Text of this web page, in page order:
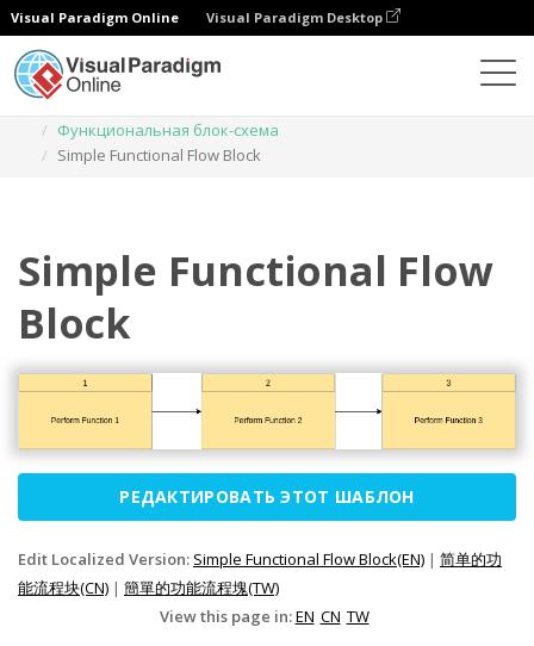
Visual Paradigm Online Visual Paradigm Desktop
Функциональная блок-схема
Simple Functional Flow Block
Simple Functional Flow
Block
РЕДАКТИРОВАТЬ ЭТОТ ШАБЛОН
Edit Localized Version: Simple Functional Flow Block(EN) | 简单的功
能流程块(CN) | 簡單的功能流程塊(TW)
View this page in:EN CN TW